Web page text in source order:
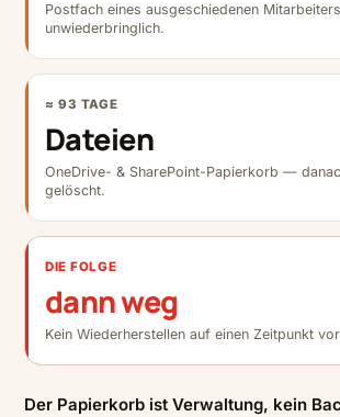
Postfach eines ausgeschiedenen
unwiederbringlich.
≈ 93 TAGE
Dateien
OneDrive- & SharePoint-Papierkorb —
gelöscht.
DIE FOLGE
dann weg
Kein Wiederherstellen auf einen Zeitpunkt
Der Papierkorb ist Verwaltung, kein